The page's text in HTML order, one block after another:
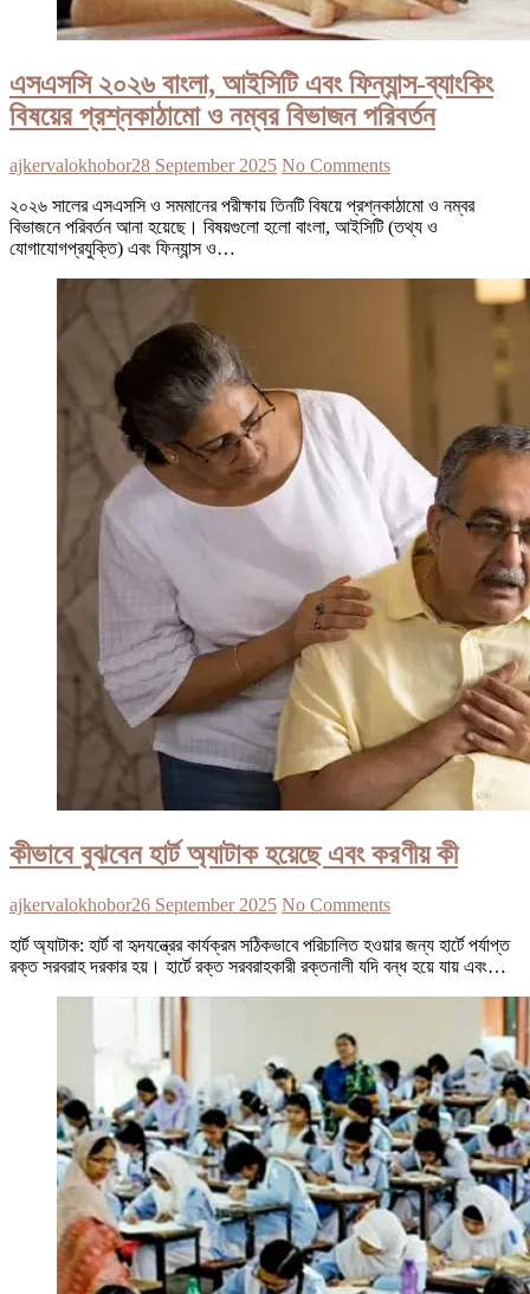
এসএসসি ২০২৬ বাংলা, আইসিটি এবং ফিন্যান্স-ব্যাংকিং
বিষয়ের প্রশ্নকাঠামো ও নম্বর বিভাজন পরিবর্তন
ajkervalokhobor28 September 2025 No Comments
২০২৬ সালের এসএসসি ও সমমানের পরীক্ষায় তিনটি বিষয়ে প্রশ্নকাঠামো ও নম্বর
বিভাজনে পরিবর্তন আনা হয়েছে। বিষয়গুলো হলো বাংলা, আইসিটি (তথ্য ও
যোগাযোগপ্রযুক্তি) এবং ফিন্যান্স ও…
কীভাবে বুঝবেন হার্ট অ্যাটাক হয়েছে এবং করণীয় কী
ajkervalokhobor26 September 2025 No Comments
হার্ট অ্যাটাক: হার্ট বা হৃদযন্ত্রের কার্যক্রম সঠিকভাবে পরিচালিত হওয়ার জন্য হার্টে পর্যাপ্ত
রক্ত সরবরাহ দরকার হয়। হার্টে রক্ত সরবরাহকারী রক্তনালী যদি বন্ধ হয়ে যায় এবং…